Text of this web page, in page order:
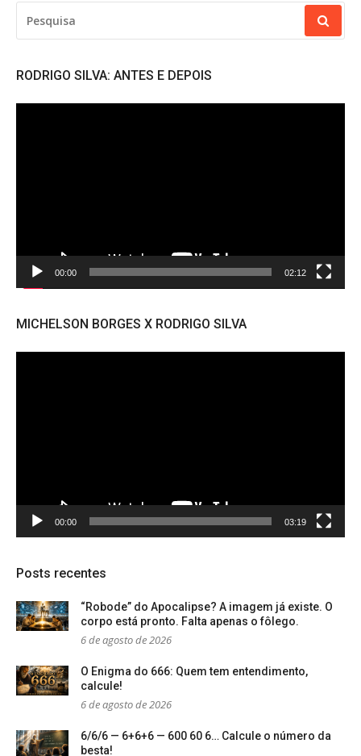
POR:
RODRIGO SILVA: ANTES E DEPOIS
00:00 02:12
MICHELSON BORGES X RODRIGO SILVA
00:00 03:19
Posts recentes
“Robode” do Apocalipse? A imagem já existe. O
corpo está pronto. Falta apenas o fôlego.
6 de agosto de 2026
O Enigma do 666: Quem tem entendimento,
calcule!
6 de agosto de 2026
6/6/6 — 6+6+6 — 600 60 6… Calcule o número da
besta!